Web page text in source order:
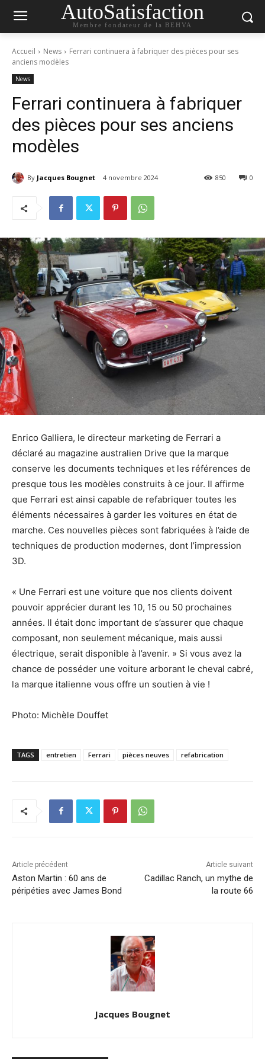
AutoSatisfaction
Membre fondateur de la BEHVA
Accueil News
Ferrari continuera à fabriquer des pièces pour ses
anciens modèles
News
Ferrari continuera à fabriquer
des pièces pour ses anciens
modèles
By Jacques Bougnet 4 novembre 2024 0
850
Enrico Galliera, le directeur marketing de Ferrari a
déclaré au magazine australien Drive que la marque
conserve les documents techniques et les références de
presque tous les modèles construits à ce jour. Il affirme
que Ferrari est ainsi capable de refabriquer toutes les
éléments nécessaires à garder les voitures en état de
marche. Ces nouvelles pièces sont fabriquées à l’aide de
techniques de production modernes, dont l’impression
3D.
« Une Ferrari est une voiture que nos clients doivent
pouvoir apprécier durant les 10, 15 ou 50 prochaines
années. Il était donc important de s’assurer que chaque
composant, non seulement mécanique, mais aussi
électrique, serait disponible à l’avenir. » Si vous avez la
chance de posséder une voiture arborant le cheval cabré,
la marque italienne vous offre un soutien à vie !
Photo: Michèle Douffet
TAGS entretien Ferrari pièces neuves refabrication
Article précédent
Aston Martin : 60 ans de
péripéties avec James Bond
Article suivant
Cadillac Ranch, un mythe de
la route 66
Jacques Bougnet